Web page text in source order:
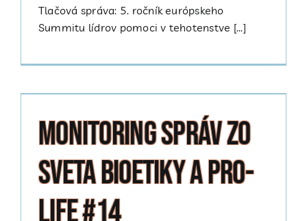
Tlačová správa: 5. ročník európskeho
Summitu lídrov pomoci v tehotenstve [...]
Monitoring správ zo
sveta bioetiky a pro-
life #14